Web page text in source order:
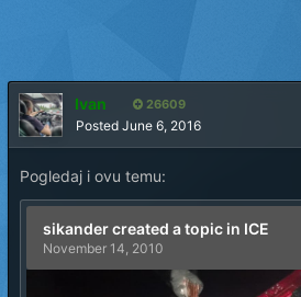
Ivan 26609
Posted June 6, 2016
Pogledaj i ovu temu: